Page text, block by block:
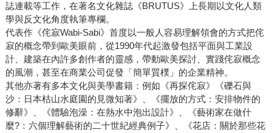
誌連載等工作，在著名文化雜誌《BRUTUS》上長期以文化人類
學與反文化角度執筆專欄。
代表作《侘寂Wabi-Sabi》首度以一般人容易理解領會的方式把侘
寂的概念帶到歐美眼前，從1990年代起激發包括平面與工業設
計、建築在內許多創作者的靈感，帶動歐美探討、實踐侘寂概念
的風潮，甚至在商業公司促發「簡單質樸」的企業精神。
其他亦著有多本文化與美學書籍：例如《再探侘寂》《礫石與
沙：日本枯山水庭園的見微知著》、《擺放的方式：安排物件的
修辭》、《體驗泡澡：在熱水中泡出設計》、《藝術家在做什
麼?：六個理解藝術的二十世紀經典例子》、《花店：關於那些花